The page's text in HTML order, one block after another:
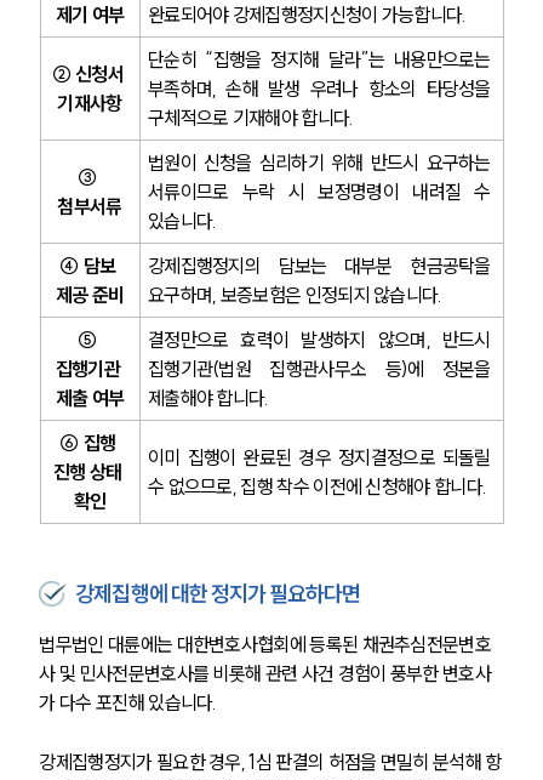
구성원 소개
손해배상 · 민사전문변호사
소식/자료
언론보도
법률 블로그
법률서식
뉴스레터/브로슈어
세미나
대륜법률상담예약
대륜법률상담예약
제기 여부 완료되어야 강제집행정지신청이 가능합니다.
② 신청서
기재사항
단순히 “집행을 정지해 달라”는 내용만으로는
부족하며, 손해 발생 우려나 항소의 타당성을
구체적으로 기재해야 합니다.
③
첨부서류
법원이 신청을 심리하기 위해 반드시 요구하는
서류이므로 누락 시 보정명령이 내려질 수
있습니다.
④ 담보
제공 준비
강제집행정지의 담보는 대부분 현금공탁을
요구하며, 보증보험은 인정되지 않습니다.
⑤
집행기관
제출 여부
결정만으로 효력이 발생하지 않으며, 반드시
집행기관(법원 집행관사무소 등)에 정본을
제출해야 합니다.
⑥ 집행
진행 상태
확인
이미 집행이 완료된 경우 정지결정으로 되돌릴
수 없으므로, 집행 착수 이전에 신청해야 합니다.
강제집행에 대한 정지가 필요하다면
법무법인 대륜에는 대한변호사협회에 등록된 채권추심전문변호
사 및 민사전문변호사를 비롯해 관련 사건 경험이 풍부한 변호사
가 다수 포진해 있습니다.
강제집행정지가 필요한 경우, 1심 판결의 허점을 면밀히 분석해 항